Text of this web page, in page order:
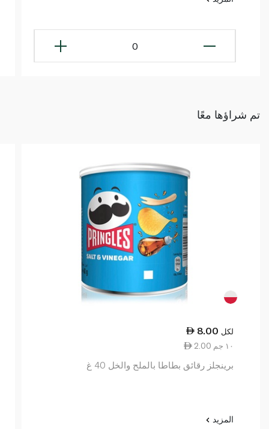
0
تم شراؤها معًا
8.00 لكل
2.00 ١٠ جم
برينجلز رقائق بطاطا بالملح والخل 40 غ
المزيد